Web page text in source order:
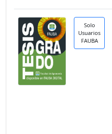
Solo
Usuarios
FAUBA